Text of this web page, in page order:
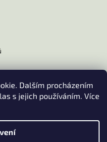
Dalším procházením
s jejich používáním. Více